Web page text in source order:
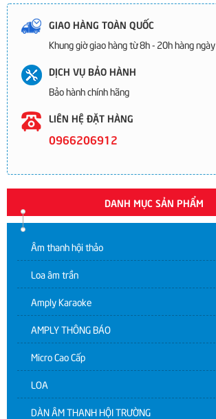
GIAO HÀNG TOÀN QUỐC
Khung giờ giao hàng từ 8h - 20h hàng ngày
DỊCH VỤ BẢO HÀNH
Bảo hành chính hãng
LIÊN HỆ ĐẶT HÀNG
0966206912
DANH MỤC SẢN PHẨM
Âm thanh hội thảo
Loa âm trần
Amply Karaoke
AMPLY THÔNG BÁO
Micro Cao Cấp
LOA
DÀN ÂM THANH HỘI TRƯỜNG